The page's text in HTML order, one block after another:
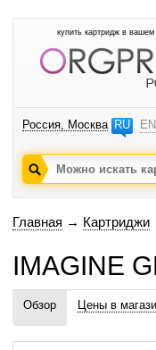
купить картридж в вашем
Россия, Москва RU EN
Главная → Картриджи
IMAGINE
Обзор Цены в